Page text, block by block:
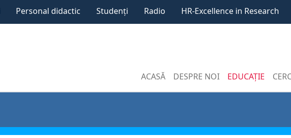
Personal didactic Studenți Radio HR-Excellence in Research
ACASĂ DESPRE NOI EDUCAȚIE